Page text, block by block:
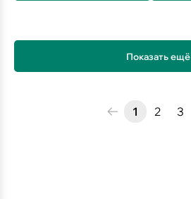
Показать ещё
1 2 3